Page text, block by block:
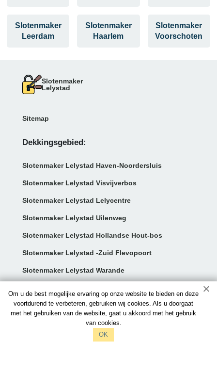
Om u de best mogelijke ervaring op onze website te bieden en deze
voortdurend te verbeteren, gebruiken wij cookies. Als u doorgaat
met het gebruiken van de website, gaat u akkoord met het gebruik
van cookies.
OK
Slotenmaker
Leerdam
Slotenmaker
Haarlem
Slotenmaker
Voorschoten
Slotenmaker
Lelystad
Sitemap
Dekkingsgebied:
Slotenmaker Lelystad Haven-Noordersluis
Slotenmaker Lelystad Visvijverbos
Slotenmaker Lelystad Lelycentre
Slotenmaker Lelystad Uilenweg
Slotenmaker Lelystad Hollandse Hout-bos
Slotenmaker Lelystad -Zuid Flevopoort
Slotenmaker Lelystad Warande
Contact:
info@slotenmakerslelystad.nl